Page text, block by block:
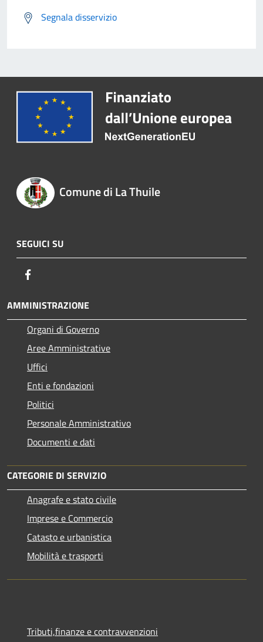
Segnala disservizio
Comune di La Thuile
SEGUICI SU
AMMINISTRAZIONE
Organi di Governo
Aree Amministrative
Uffici
Enti e fondazioni
Politici
Personale Amministrativo
Documenti e dati
CATEGORIE DI SERVIZIO
Anagrafe e stato civile
Imprese e Commercio
Catasto e urbanistica
Mobilità e trasporti
Tributi,finanze e contravvenzioni